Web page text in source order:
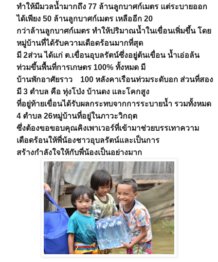
ทำให้มีมวลน้ำมากถึง 77 ล้านลูกบาศก์เมตร แต่ระบายออก
ได้เพียง 50 ล้านลูกบาศก์เมตร เหลืออีก 20
กว่าล้านลูกบาศก์เมตร ทำให้ปริมาณน้ำในเขื่อนเพิ่มขึ้น โดย
หมู่บ้านที่ได้รับความเดือดร้อนมากที่สุด
มี 2ส่วน ได้แก่ ต.เขื่อนอุบลรัตน์ซึ่งอยู่ต้นเขื่อน น้ำเอ่อล้น
ท่วมขึ้นพื้นที่การเกษตร 100% ทั้งหมด มี
บ้านพักอาศัยราว 100 หลังคาเรือนท่วมระดับอก ส่วนที่สอง
มี 3 ตำบล คือ ทุ่งโป่ง บ้านดง และโคกสูง
ที่อยู่ท้ายเขื่อนได้รับผลกระทบจากการระบายน้ำ รวมทั้งหมด
4 ตำบล 26หมู่บ้านที่อยู่ในภาวะวิกฤต
ซึ่งต้องขอขอบคุณคิงเพาเวอร์ที่เข้ามาช่วยบรรเทาความ
เดือดร้อนให้พี่น้องชาวอุบลรัตน์และเป็นการ
สร้างกำลังใจให้กับพี่น้องเป็นอย่างมาก